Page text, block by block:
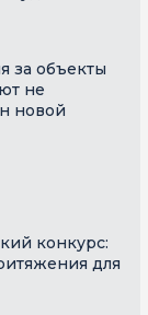
за объекты
не
новой
конкурс:
для